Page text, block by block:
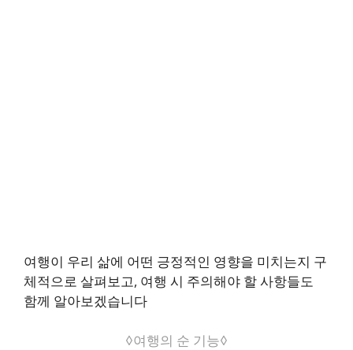
여행이 우리 삶에 어떤 긍정적인 영향을 미치는지 구
체적으로 살펴보고, 여행 시 주의해야 할 사항들도
함께 알아보겠습니다
◊여행의 순 기능◊